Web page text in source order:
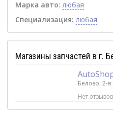
Марка авто: любая
Специализация: любая
Магазины запчастей в г.
Белово, 2-
Нет отзывов